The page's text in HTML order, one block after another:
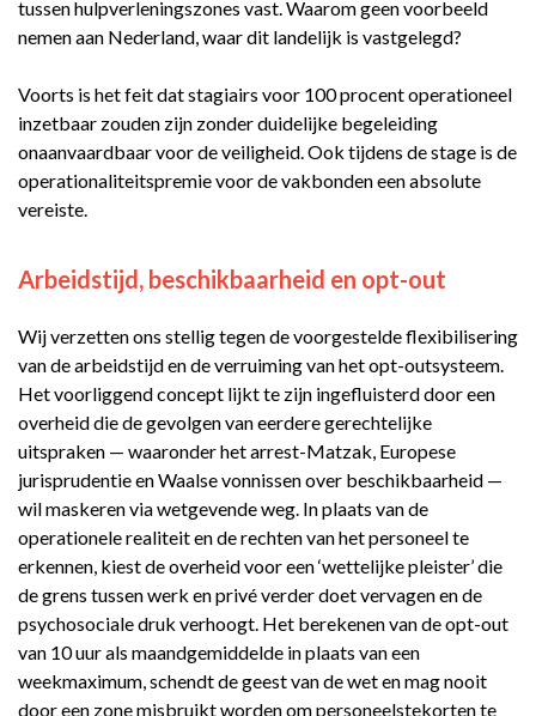
tussen hulpverleningszones vast. Waarom geen voorbeeld
nemen aan Nederland, waar dit landelijk is vastgelegd?
Voorts is het feit dat stagiairs voor 100 procent operationeel
inzetbaar zouden zijn zonder duidelijke begeleiding
onaanvaardbaar voor de veiligheid. Ook tijdens de stage is de
operationaliteitspremie voor de vakbonden een absolute
vereiste.
Arbeidstijd, beschikbaarheid en opt-out
Wij verzetten ons stellig tegen de voorgestelde flexibilisering
van de arbeidstijd en de verruiming van het opt-outsysteem.
Het voorliggend concept lijkt te zijn ingefluisterd door een
overheid die de gevolgen van eerdere gerechtelijke
uitspraken — waaronder het arrest-Matzak, Europese
jurisprudentie en Waalse vonnissen over beschikbaarheid —
wil maskeren via wetgevende weg. In plaats van de
operationele realiteit en de rechten van het personeel te
erkennen, kiest de overheid voor een ‘wettelijke pleister’ die
de grens tussen werk en privé verder doet vervagen en de
psychosociale druk verhoogt. Het berekenen van de opt-out
van 10 uur als maandgemiddelde in plaats van een
weekmaximum, schendt de geest van de wet en mag nooit
door een zone misbruikt worden om personeelstekorten te